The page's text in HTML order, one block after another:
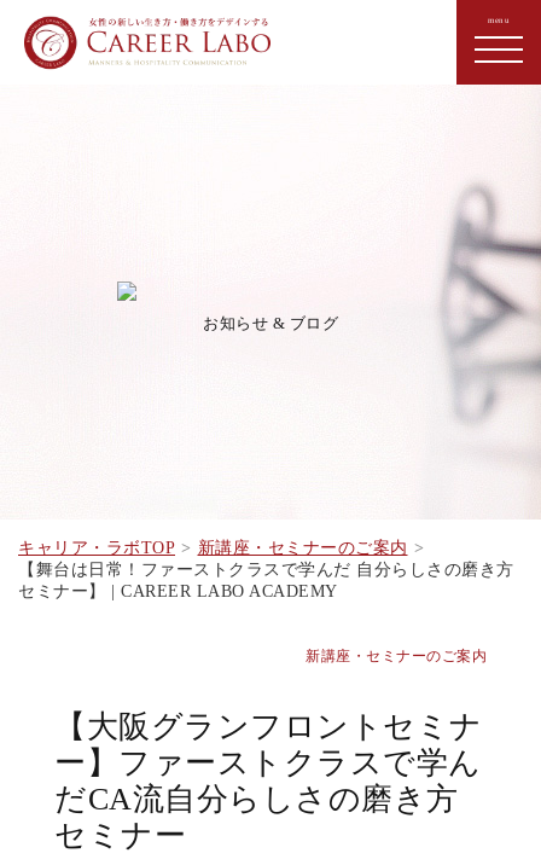
お知らせ & ブログ
キャリア・ラボTOP
新講座・セミナーのご案内
【舞台は日常！ファーストクラスで学んだ 自分らしさの磨き方
セミナー】 | CAREER LABO ACADEMY
新講座・セミナーのご案内
【大阪グランフロントセミナ
ー】ファーストクラスで学ん
だCA流自分らしさの磨き方
セミナー